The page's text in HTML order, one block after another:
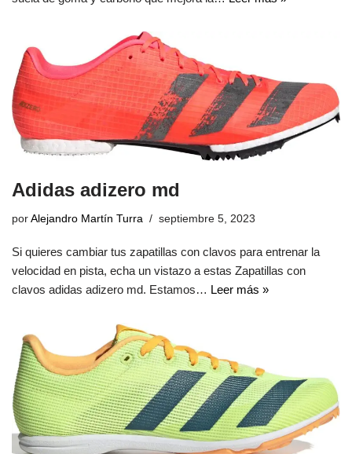
Adidas adizero md
por Alejandro Martín Turra septiembre 5, 2023
Si quieres cambiar tus zapatillas con clavos para entrenar la
velocidad en pista, echa un vistazo a estas Zapatillas con
clavos adidas adizero md. Estamos… Leer más »